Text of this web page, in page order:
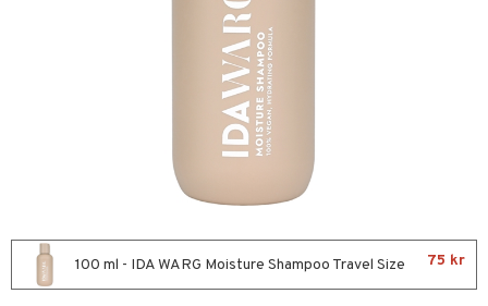
100 ml - IDA WARG Moisture Shampoo Travel Size 75 kr
in balsam